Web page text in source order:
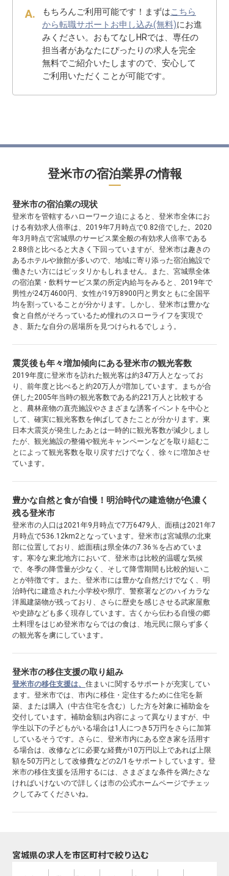
もちろんご利用可能です！まずはこちら
から転職サポートお申し込み(無料)にお進
みください。おもてなしHRでは、専任の
担当者があなたにぴったりの求人を完全
無料でご紹介いたしますので、安心して
ご利用いただくことが可能です。
登米市の宿泊業界の情報
登米市の宿泊業の現状
登米市を管轄するハローワーク迫によると、登米市全体にお
ける有効求人倍率は、2019年7月時点で0.82倍でした。2020
年3月時点で宮城県のサービス業全般の有効求人倍率である
2.88倍と比べると大きく下回っていますが、登米市は趣きの
あるホテルや旅館が多いので、地域に寄り添った宿泊施設で
働きたい方にはピッタリかもしれません。また、宮城県全体
の宿泊業・飲料サービス業の所定内給与をみると、2019年で
男性が24万4600円、女性が19万8900円と男女ともに全国平
均を割っていることが分かります。しかし、登米市は豊かな
食と自然がそろっているため憧れのスローライフを実現で
き、新たな自分の居場所を見つけられるでしょう。
震災後も年々増加傾向にある登米市の観光客数
2019年度に登米市を訪れた観光客は約347万人となってお
り、前年度と比べると約20万人が増加しています。まちが合
併した2005年当時の観光客数である約221万人と比較する
と、農林産物の直売施設やさまざまな誘客イベントを中心と
して、確実に観光客数を伸ばしてきたことが分かります。東
日本大震災が発生したあとは一時的に観光客数が減少しまし
たが、観光施設の整備や観光キャンペーンなどを取り組むこ
とによって観光客数を取り戻すだけでなく、徐々に増加させ
ています。
豊かな自然と食が自慢！明治時代の建造物が色濃く
残る登米市
登米市の人口は2021年9月時点で7万6479人、面積は2021年7
月時点で536.12km2となっています。登米市は宮城県の北東
部に位置しており、総面積は県全体の7.36％を占めていま
す。寒冷な東北地方において、登米市は比較的温暖な気候
で、冬季の降雪量が少なく、そして降雪期間も比較的短いこ
とが特徴です。また、登米市には豊かな自然だけでなく、明
治時代に建造された小学校や県庁、警察署などのハイカラな
洋風建築物が残っており、さらに歴史を感じさせる武家屋敷
や史跡なども多く現存しています。古くから伝わる自慢の郷
土料理をはじめ登米市ならではの食は、地元民に限らず多く
の観光客を虜にしています。
登米市の移住支援の取り組み
登米市の移住支援は、 住まいに関するサポートが充実してい
ます。登米市では、市内に移住・定住するために住宅を新
築、または購入（中古住宅を含む）した方を対象に補助金を
交付しています。補助金額は内容によって異なりますが、中
学生以下の子どもがいる場合は1人につき5万円をさらに加算
しているそうです。さらに、登米市内にある空き家を活用す
る場合は、改修などに必要な経費が10万円以上であれば上限
額を50万円として改修費などの2/1をサポートしています。登
米市の移住支援を活用するには、さまざまな条件を満たさな
ければいけないので詳しくは市の公式ホームページでチェッ
クしてみてくださいね。
宮城県の求人を市区町村で絞り込む